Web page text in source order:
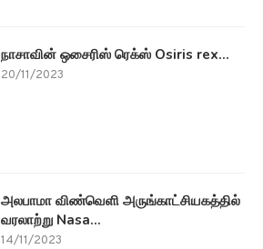
நாசாவின் ஒசைரிஸ் ரெக்ஸ் Osiris rex...
20/11/2023
அலபாமா விண்வெளி அருங்காட்சியகத்தில்
வரலாற்று Nasa...
14/11/2023